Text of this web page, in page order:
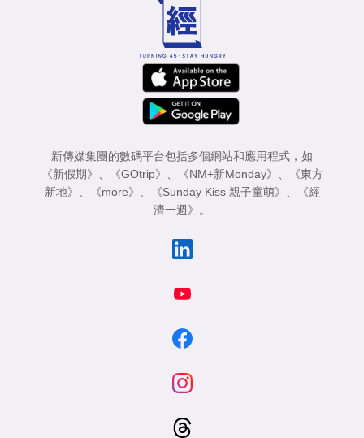
新傳媒集團的數碼平台包括多個網站和應用程式，如
《新假期》 、 《GOtrip》 、 《NM+新Monday》 、
《東方
新地》 、 《more》 、 《Sunday Kiss 親子童萌》 、
《經
濟一週》 。